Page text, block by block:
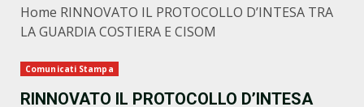
Home RINNOVATO IL PROTOCOLLO D’INTESA TRA
LA GUARDIA COSTIERA E CISOM
Comunicati Stampa
RINNOVATO IL PROTOCOLLO D’INTESA